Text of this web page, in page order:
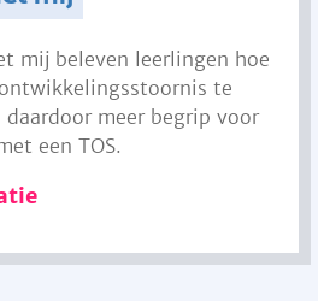
mij beleven leerlingen hoe
te
daardoor meer begrip voor
een TOS.